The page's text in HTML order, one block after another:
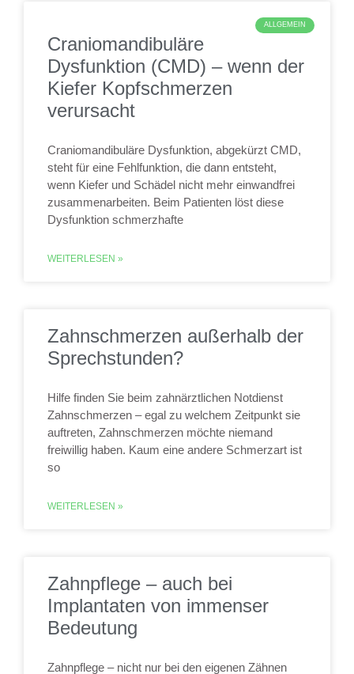
ALLGEMEIN
Craniomandibuläre
Dysfunktion (CMD) – wenn der
Kiefer Kopfschmerzen
verursacht
Craniomandibuläre Dysfunktion, abgekürzt CMD,
steht für eine Fehlfunktion, die dann entsteht,
wenn Kiefer und Schädel nicht mehr einwandfrei
zusammenarbeiten. Beim Patienten löst diese
Dysfunktion schmerzhafte
WEITERLESEN »
Zahnschmerzen außerhalb der
Sprechstunden?
Hilfe finden Sie beim zahnärztlichen Notdienst
Zahnschmerzen – egal zu welchem Zeitpunkt sie
auftreten, Zahnschmerzen möchte niemand
freiwillig haben. Kaum eine andere Schmerzart ist
so
WEITERLESEN »
Zahnpflege – auch bei
Implantaten von immenser
Bedeutung
Zahnpflege – nicht nur bei den eigenen Zähnen